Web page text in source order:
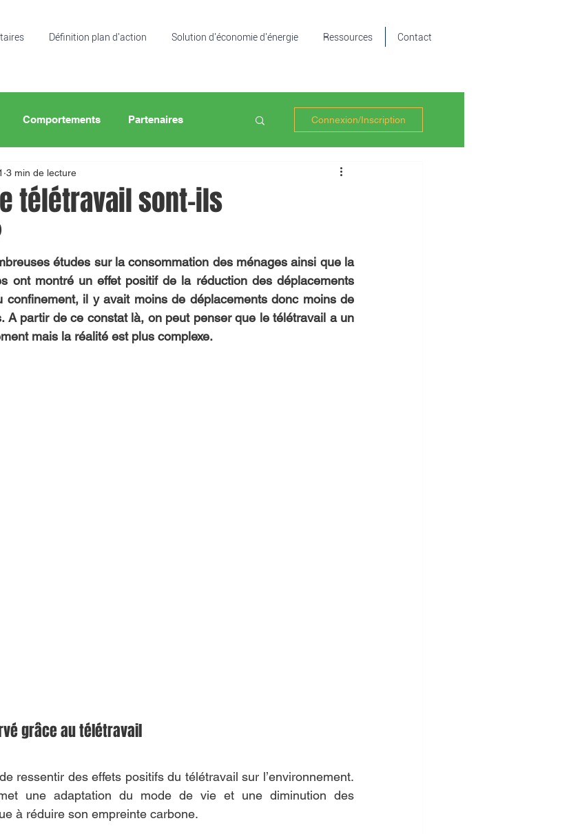
Définition plan d'action Solution d'économie d'énergie Ressources Contact
Comportements Partenaires Connexion/Inscription
télétravail sont-ils
3 min de lecture
études sur la consommation des ménages ainsi que la
ont montré un effet positif de la réduction des déplacements
confinement, il y avait moins de déplacements donc moins de
A partir de ce constat là, on peut penser que le télétravail a un
mais la réalité est plus complexe.
grâce au télétravail
ressentir des effets positifs du télétravail sur l’environnement.
une adaptation du mode de vie et une diminution des
à réduire son empreinte carbone.